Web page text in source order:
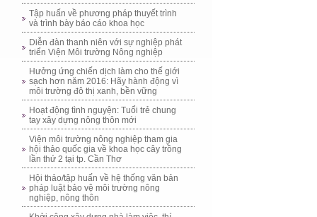
Tập huấn về phương pháp thuyết trình
và trình bày báo cáo khoa học
Diễn đàn thanh niên với sự nghiệp phát
triển Viện Môi trường Nông nghiệp
Hưởng ứng chiến dịch làm cho thế giới
sạch hơn năm 2016: Hãy hành động vì
môi trường đô thị xanh, bền vững
Hoạt động tình nguyện: Tuổi trẻ chung
tay xây dựng nông thôn mới
Viện môi trường nông nghiệp tham gia
hội thảo quốc gia về khoa học cây trồng
lần thứ 2 tại tp. Cần Thơ
Hội thảo/tập huấn về hệ thống văn bản
pháp luật bảo vệ môi trường nông
nghiệp, nông thôn